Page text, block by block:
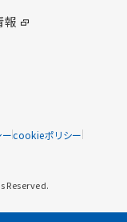
報
cookieポリシー
Reserved.